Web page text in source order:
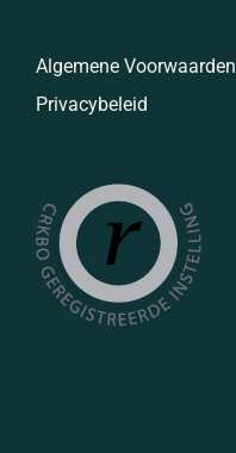
Algemene Voorwaarden
Privacybeleid